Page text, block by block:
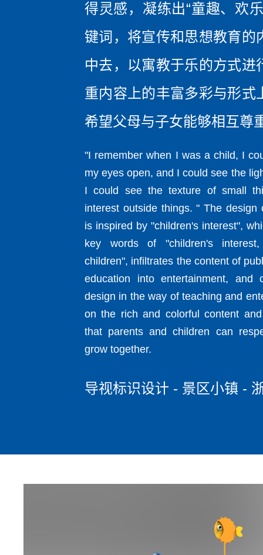
得灵感，凝练出“童趣、欢
键词，将宣传和思想教育的
中去，以寓教于乐的方式进
重内容上的丰富多彩与形式
希望父母与子女能够相互尊
"I remember when I was a child, I
my eyes open, and I could see the
I could see the texture of small
interest outside things. " The design
is inspired by "children's interest",
key words of "children's
children", infiltrates the content of
education into entertainment, and
design in the way of teaching and
on the rich and colorful content
that parents and children can
grow together.
导视标识设计 - 景区小镇 -